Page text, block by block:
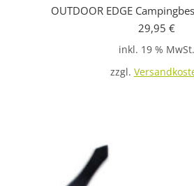
OUTDOOR EDGE
29,95 €
inkl. 19 % MwSt.
zzgl.